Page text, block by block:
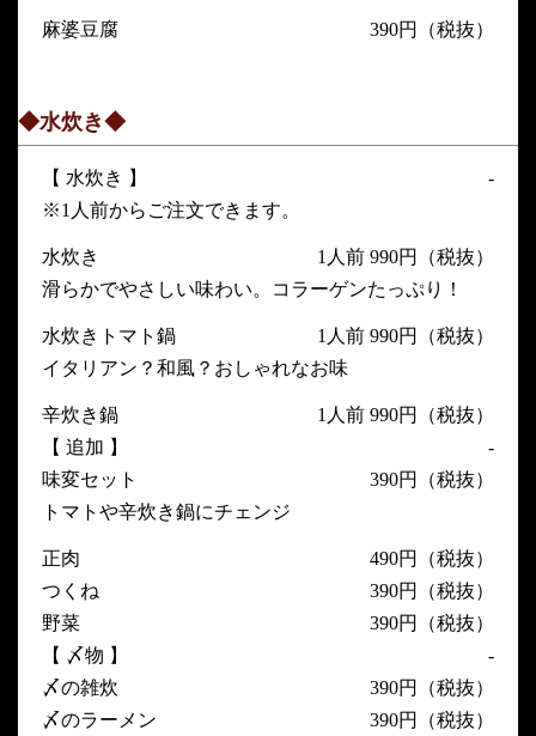
麻婆豆腐 390円（税抜）
◆水炊き◆
【 水炊き 】
-
※1人前からご注文できます。
水炊き
1人前 990円（税抜）
滑らかでやさしい味わい。コラーゲンたっぷり！
水炊きトマト鍋
1人前 990円（税抜）
イタリアン？和風？おしゃれなお味
辛炊き鍋
1人前 990円（税抜）
【 追加 】
-
味変セット
390円（税抜）
トマトや辛炊き鍋にチェンジ
正肉
490円（税抜）
つくね
390円（税抜）
野菜
390円（税抜）
【 〆物 】
-
〆の雑炊
390円（税抜）
〆のラーメン
390円（税抜）